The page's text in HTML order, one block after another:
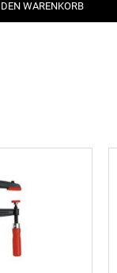
WARENKORB